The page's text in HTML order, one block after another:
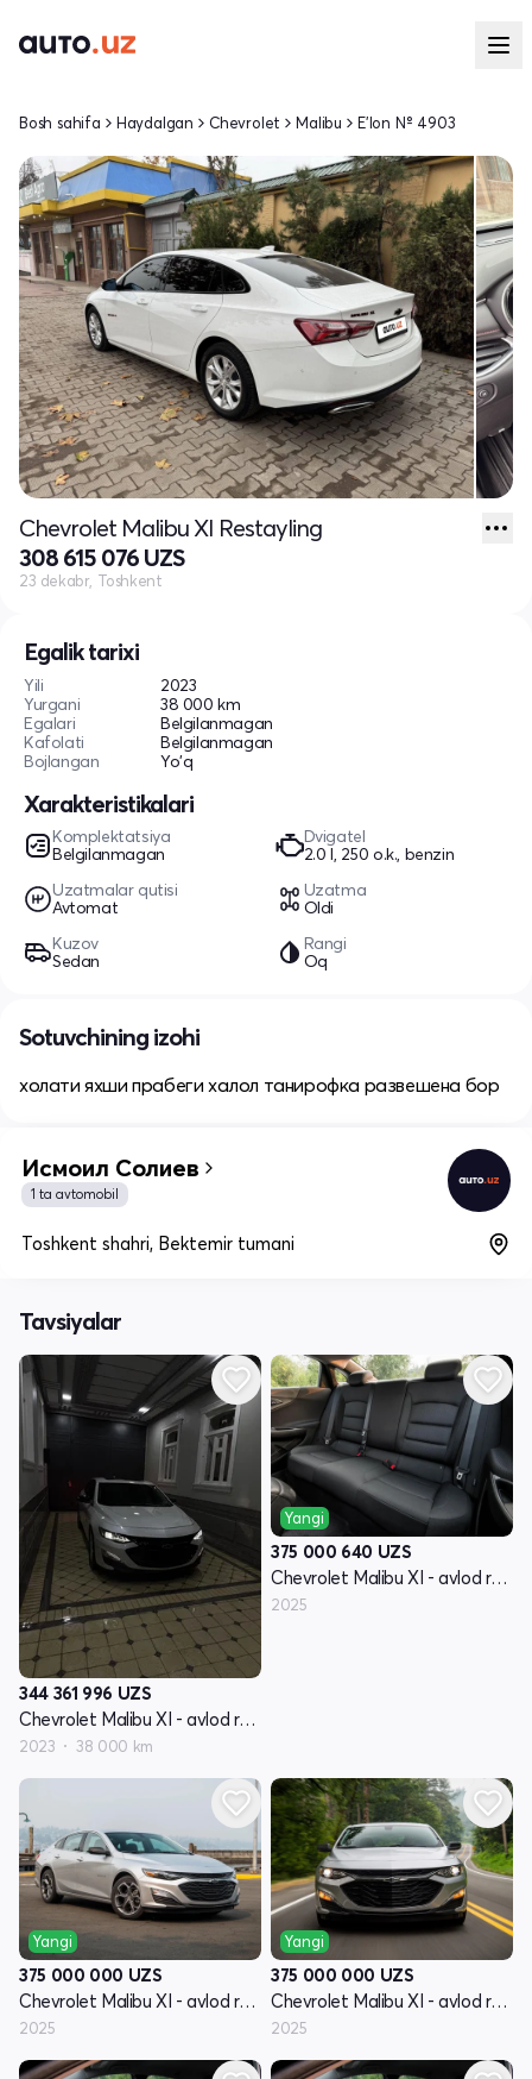
Egalik tarixi
Yili
2023
Yurgani
38 000 km
Egalari
Belgilanmagan
Kafolati
Belgilanmagan
Bojlangan
Yo'q
Xarakteristikalari
Komplektatsiya
Belgilanmagan
Dvigatel
2.0 l, 250 o.k., benzin
Uzatmalar qutisi
Avtomat
Uzatma
Oldi
Kuzov
Sedan
Rangi
Oq
Bosh sahifa Haydalgan Chevrolet Malibu E'lon № 4903
Chevrolet Malibu XI Restayling
308 615 076 UZS
23 dekabr, Toshkent
Sotuvchining izohi
холати яхши прабеги халол танирофка развешена бор
Исмоил Солиев
1 ta avtomobil
Toshkent shahri, Bektemir tumani
Tavsiyalar
344 361 996 UZS
Chevrolet Malibu XI - avlod restyling
2023 38 000 km
Yangi
375 000 640 UZS
Chevrolet Malibu XI - avlod restyling
2025
Yangi
375 000 000 UZS
Chevrolet Malibu XI - avlod restyling
2025
Yangi
375 000 000 UZS
Chevrolet Malibu XI - avlod restyling
2025